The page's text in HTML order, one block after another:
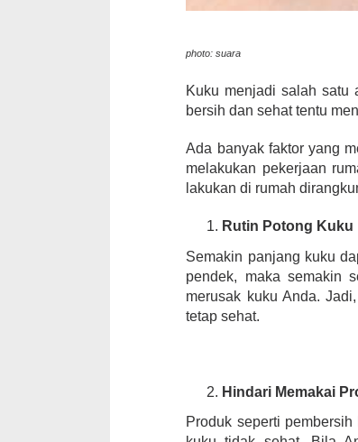
photo: suara
Kuku menjadi salah satu
bersih dan sehat tentu
Ada banyak faktor yang
melakukan pekerjaan
lakukan di rumah
Rutin Potong Kuku
Semakin panjang kuku
pendek, maka semakin
merusak kuku Anda.
tetap sehat.
Hindari Memakai
Produk seperti pembersih